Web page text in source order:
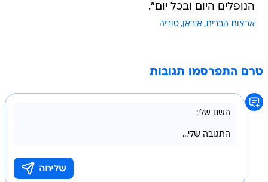
הנופלים היום ובכל יום".
ארצות הברית איראן סוריה
טרם התפרסמו תגובות